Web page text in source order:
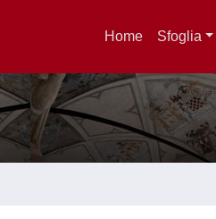
Home Sfoglia